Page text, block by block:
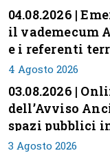
04.08.2026 |
il vademecum
e i referenti
4 Agosto 2026
03.08.2026 |
dell’Avviso
spazi pubblici
35
3 Agosto 2026